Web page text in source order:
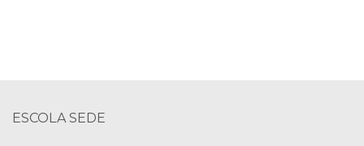
ESCOLA SEDE